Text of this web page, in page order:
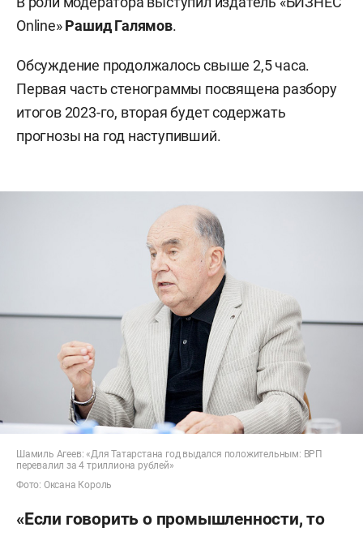
Online»Рашид Галямов.
Обсуждение продолжалось свыше 2,5 часа.
Первая часть стенограммы посвящена разбору
итогов 2023-го, вторая будет содержать
прогнозы на год наступивший.
Шамиль Агеев: «Для Татарстана год выдался положительным: ВРП
перевалил за 4 триллиона рублей»
Фото: Оксана Король
«Если говорить о промышленности, то